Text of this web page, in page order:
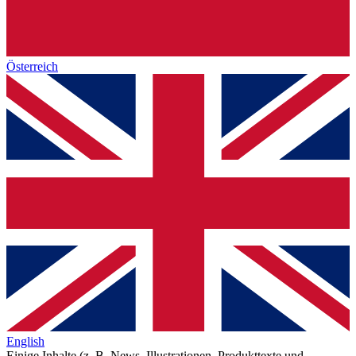
Österreich
English